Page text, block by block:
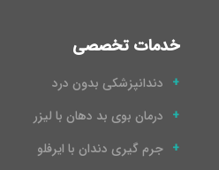
خدمات تخصصی
دندانپزشکی بدون درد
درمان بوی بد دهان با لیزر
جرم گیری دندان با ایرفلو